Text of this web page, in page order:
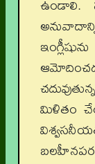
ఉండాలి.
మిళితం